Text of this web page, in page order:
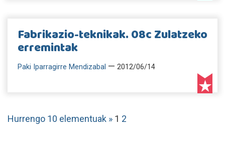
Fabrikazio-teknikak. 08c Zulatzeko
erremintak
Paki Iparragirre Mendizabal — 2012/06/14
Hurrengo 10 elementuak » 1 2